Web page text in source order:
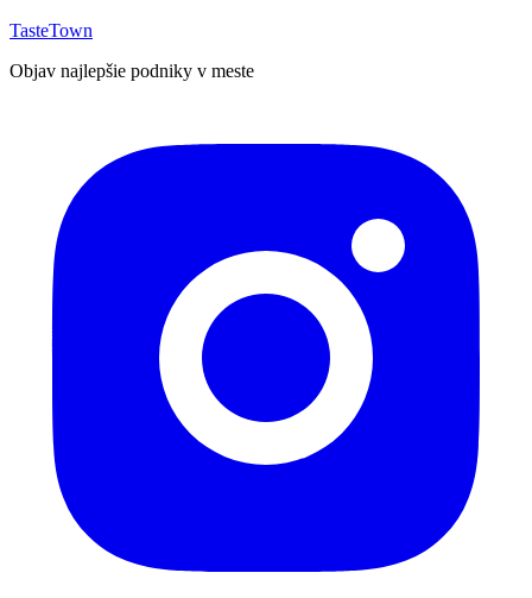
TasteTown
Objav najlepšie podniky v meste